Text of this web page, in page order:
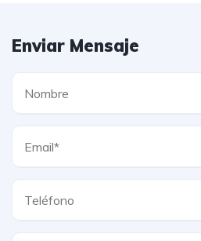
Enviar Mensaje